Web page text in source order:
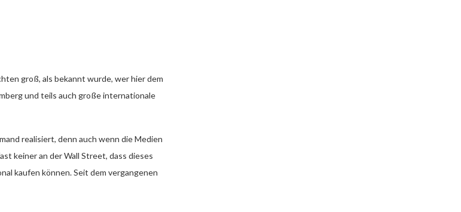
groß, als bekannt wurde, wer hier dem
und teils auch große internationale
realisiert, denn auch wenn die Medien
keiner an der Wall Street, dass dieses
kaufen können. Seit dem vergangenen